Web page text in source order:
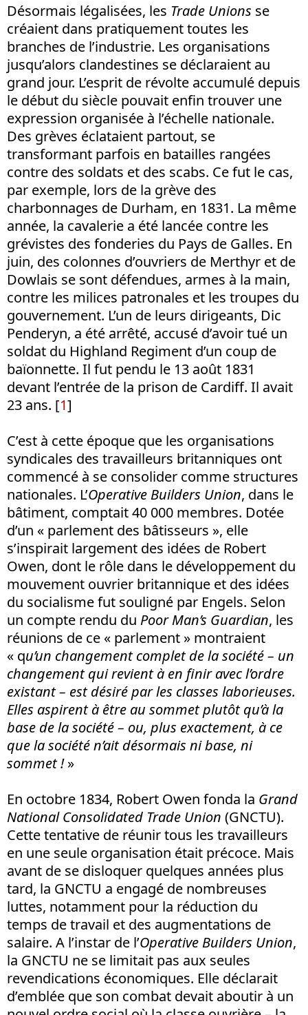
Désormais légalisées, les Trade Unions se
créaient dans pratiquement toutes les
branches de l’industrie. Les organisations
jusqu’alors clandestines se déclaraient au
grand jour. L’esprit de révolte accumulé depuis
le début du siècle pouvait enfin trouver une
expression organisée à l’échelle nationale.
Des grèves éclataient partout, se
transformant parfois en batailles rangées
contre des soldats et des scabs. Ce fut le cas,
par exemple, lors de la grève des
charbonnages de Durham, en 1831. La même
année, la cavalerie a été lancée contre les
grévistes des fonderies du Pays de Galles. En
juin, des colonnes d’ouvriers de Merthyr et de
Dowlais se sont défendues, armes à la main,
contre les milices patronales et les troupes du
gouvernement. L’un de leurs dirigeants, Dic
Penderyn, a été arrêté, accusé d’avoir tué un
soldat du Highland Regiment d’un coup de
baïonnette. Il fut pendu le 13 août 1831
devant l’entrée de la prison de Cardiff. Il avait
23 ans. [1]
C’est à cette époque que les organisations
syndicales des travailleurs britanniques ont
commencé à se consolider comme structures
nationales. L’Operative Builders Union, dans le
bâtiment, comptait 40 000 membres. Dotée
d’un « parlement des bâtisseurs », elle
s’inspirait largement des idées de Robert
Owen, dont le rôle dans le développement du
mouvement ouvrier britannique et des idées
du socialisme fut souligné par Engels. Selon
un compte rendu du Poor Man’s Guardian, les
réunions de ce « parlement » montraient
« qu’un changement complet de la société – un
changement qui revient à en finir avec l’ordre
existant – est désiré par les classes laborieuses.
Elles aspirent à être au sommet plutôt qu’à la
base de la société – ou, plus exactement, à ce
que la société n’ait désormais ni base, ni
sommet !»
En octobre 1834, Robert Owen fonda la Grand
National Consolidated Trade Union (GNCTU).
Cette tentative de réunir tous les travailleurs
en une seule organisation était précoce. Mais
avant de se disloquer quelques années plus
tard, la GNCTU a engagé de nombreuses
luttes, notamment pour la réduction du
temps de travail et des augmentations de
salaire. A l’instar de l’Operative Builders Union,
la GNCTU ne se limitait pas aux seules
revendications économiques. Elle déclarait
d’emblée que son combat devait aboutir à un